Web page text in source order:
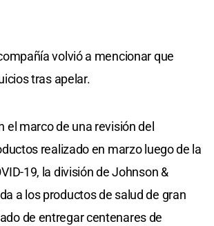
volvió a mencionar que
tras apelar.
el marco de una revisión del
realizado en marzo luego de la
19, la división de Johnson &
a los productos de salud de gran
de entregar centenares de